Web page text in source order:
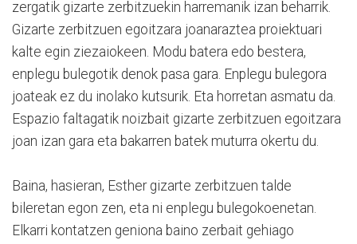
zergatik gizarte zerbitzuekin harremanik izan beharrik.
Gizarte zerbitzuen egoitzara joanaraztea proiektuari
kalte egin ziezaiokeen. Modu batera edo bestera,
enplegu bulegotik denok pasa gara. Enplegu bulegora
joateak ez du inolako kutsurik. Eta horretan asmatu da.
Espazio faltagatik noizbait gizarte zerbitzuen egoitzara
joan izan gara eta bakarren batek muturra okertu du.
Baina, hasieran, Esther gizarte zerbitzuen talde
bileretan egon zen, eta ni enplegu bulegokoenetan.
Elkarri kontatzen geniona baino zerbait gehiago